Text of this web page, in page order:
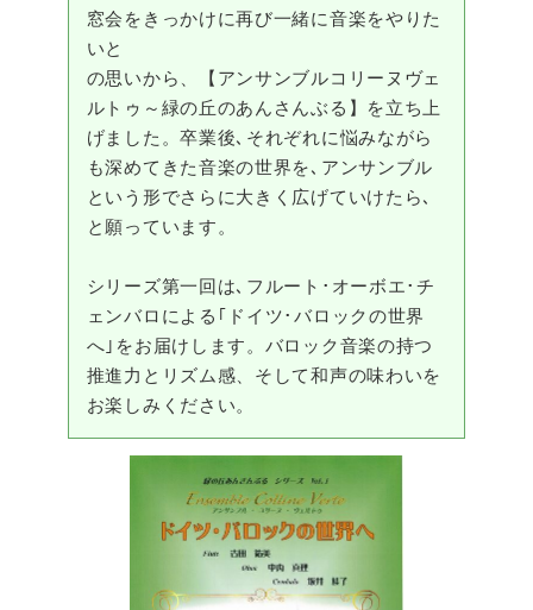
窓会をきっかけに再び一緒に音楽をやりた
いと
の思いから、【アンサンブルコリーヌヴェ
ルトゥ～緑の丘のあんさんぶる】を立ち上
げました。卒業後､それぞれに悩みながら
も深めてきた音楽の世界を､アンサンブル
という形でさらに大きく広げていけたら､
と願っています。
シリーズ第一回は､フルート･オーボエ･チ
ェンバロによる｢ドイツ･バロックの世界
へ｣をお届けします。バロック音楽の持つ
推進力とリズム感、そして和声の味わいを
お楽しみください。